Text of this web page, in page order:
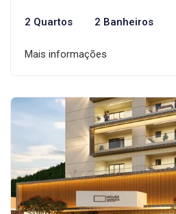
2 Quartos 2 Banheiros
Mais informações